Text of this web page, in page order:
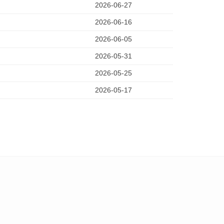
2026-06-27
2026-06-16
2026-06-05
2026-05-31
2026-05-25
2026-05-17